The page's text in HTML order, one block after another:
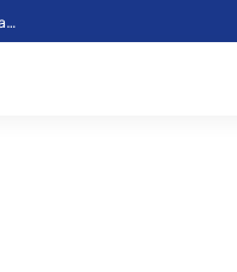
Kapoolres Sergai Bersama Forkopimda Sergai Tinjau Fasilitas Sekolah Rakyat, di Kecamatan Firdaus.